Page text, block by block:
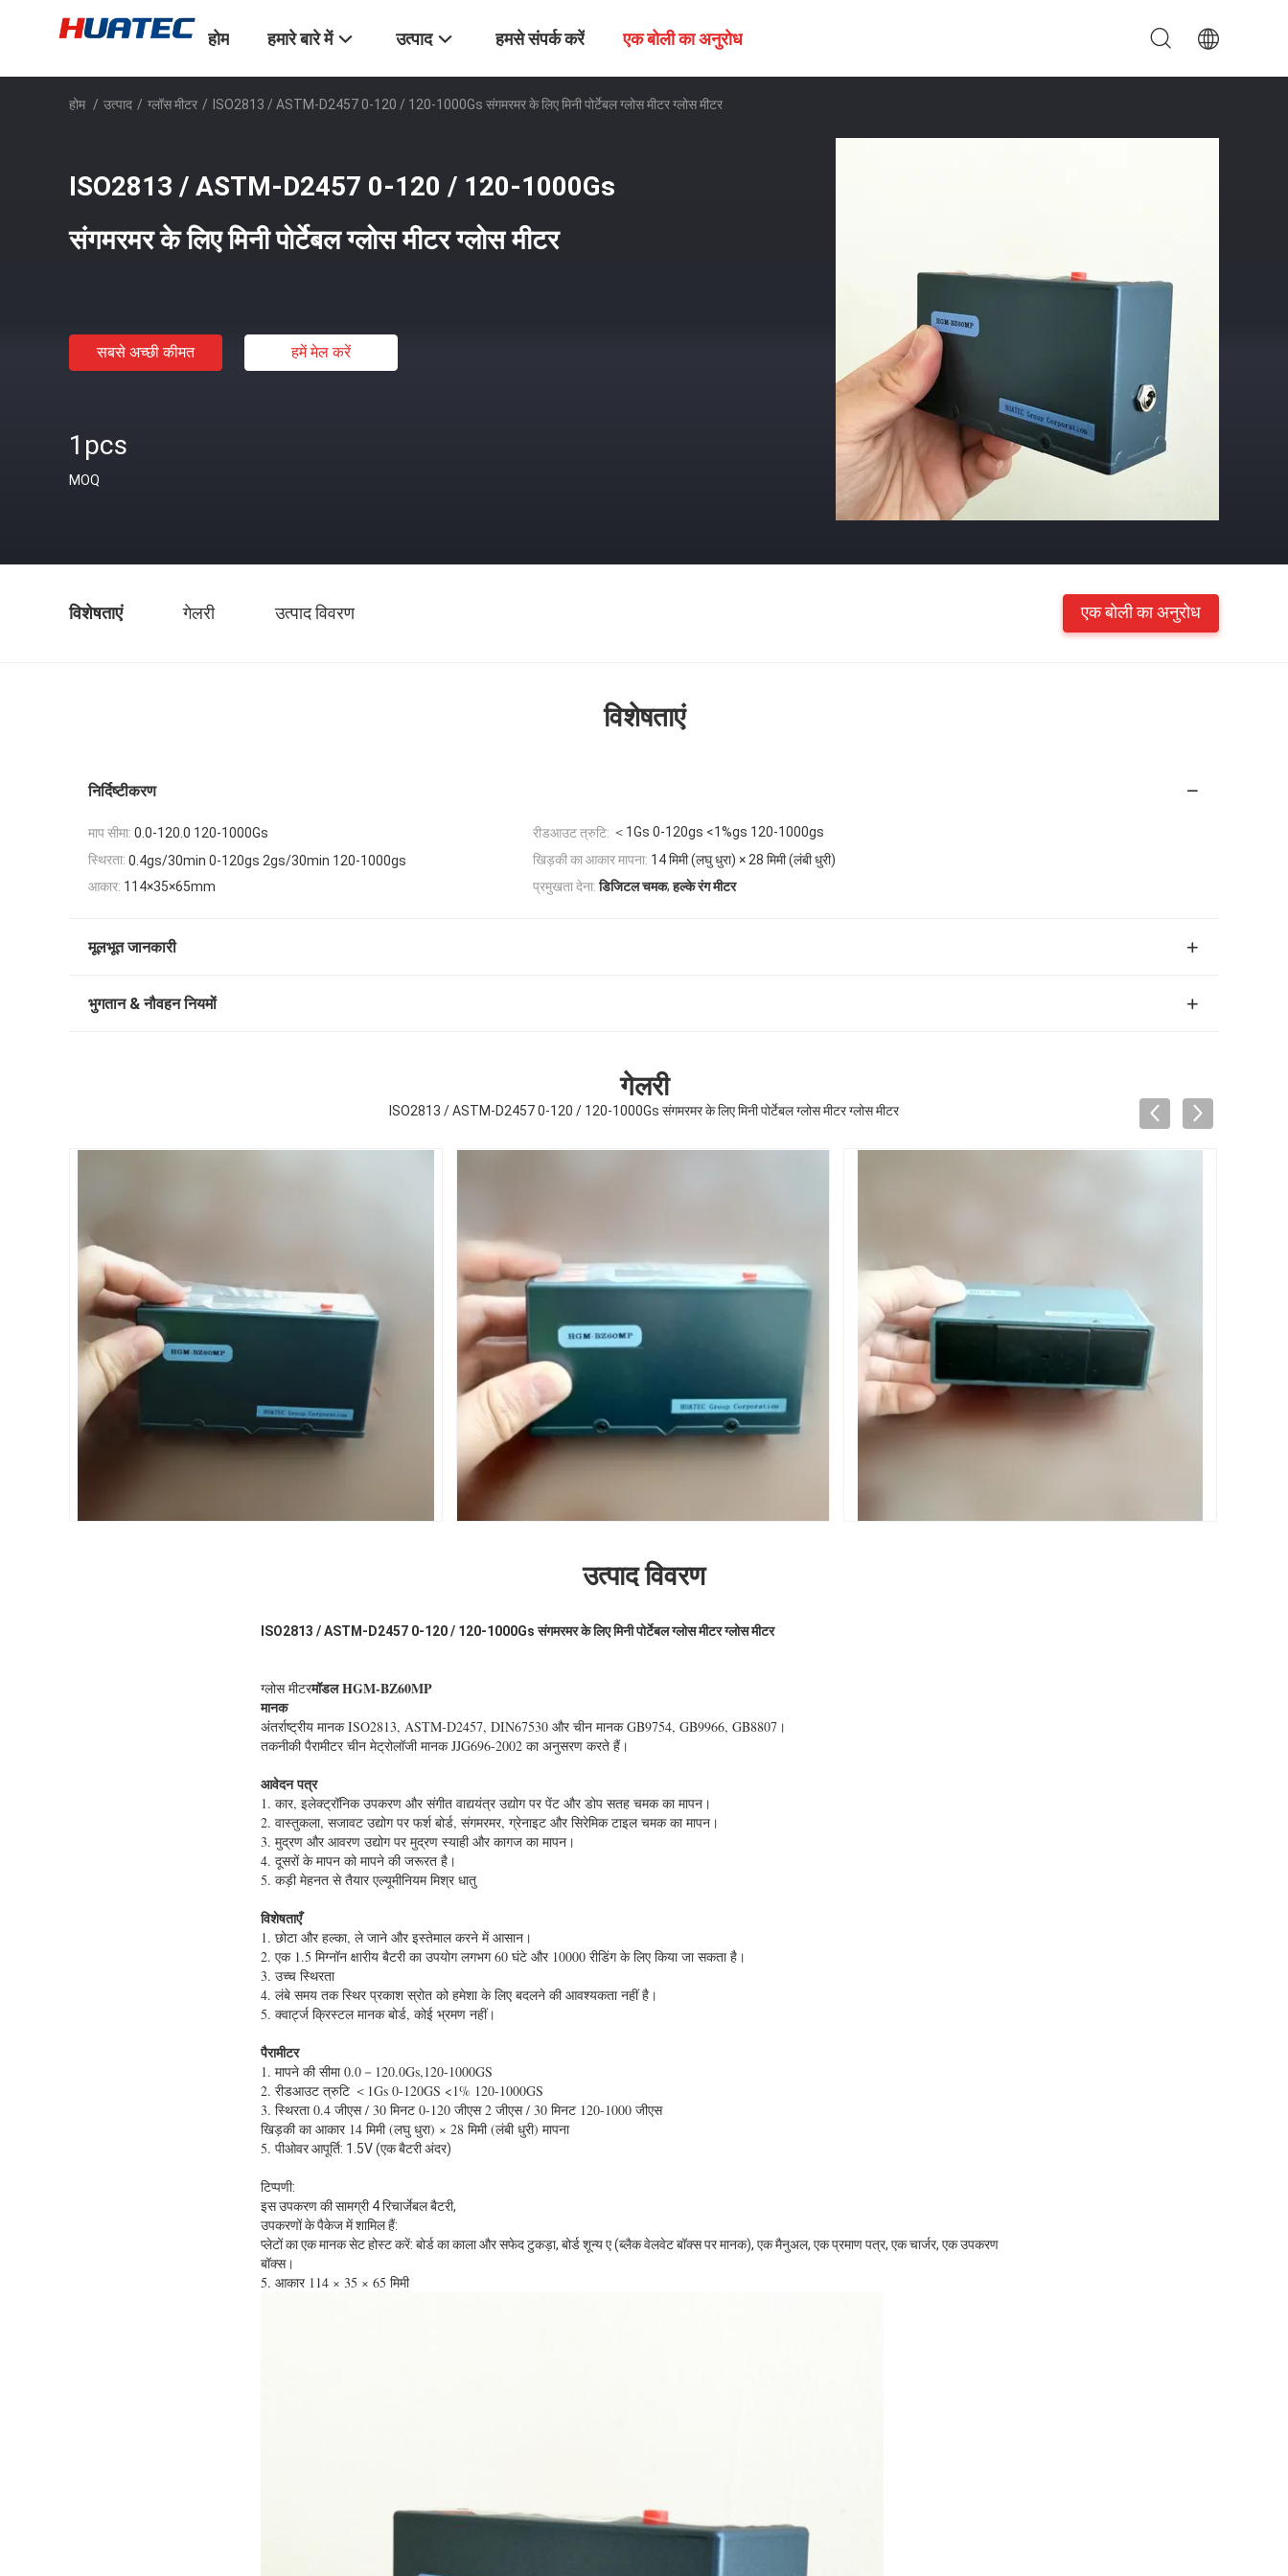
होम हमारे बारे में उत्पाद हमसे संपर्क करें एक बोली का अनुरोध
होम / उत्पाद / ग्लॉस मीटर / ISO2813 / ASTM-D2457 0-120 / 120-1000Gs संगमरमर के लिए मिनी पोर्टेबल ग्लोस मीटर ग्लोस मीटर
ISO2813 / ASTM-D2457 0-120 / 120-1000Gs
संगमरमर के लिए मिनी पोर्टेबल ग्लोस मीटर ग्लोस मीटर
सबसे अच्छी कीमत हमें मेल करें
1pcs
MOQ
विशेषताएं गेलरी उत्पाद विवरण एक बोली का अनुरोध
विशेषताएं
निर्दिष्टीकरण
माप सीमा: 0.0-120.0 120-1000Gs रीडआउट त्रुटि: ＜1Gs 0-120gs <1%gs 120-1000gs
स्थिरता: 0.4gs/30min 0-120gs 2gs/30min 120-1000gs खिड़की का आकार मापना: 14 मिमी (लघु धुरा) × 28 मिमी (लंबी धुरी)
आकार: 114×35×65mm प्रमुखता देना: डिजिटल चमक,हल्के रंग मीटर
मूलभूत जानकारी
भुगतान & नौवहन नियमों
गेलरी
ISO2813 / ASTM-D2457 0-120 / 120-1000Gs संगमरमर के लिए मिनी पोर्टेबल ग्लोस मीटर ग्लोस मीटर
उत्पाद विवरण
ISO2813 / ASTM-D2457 0-120 / 120-1000Gs संगमरमर के लिए मिनी पोर्टेबल ग्लोस मीटर ग्लोस मीटर
ग्लोस मीटरमॉडल HGM-BZ60MP
मानक
अंतर्राष्ट्रीय मानक ISO2813, ASTM-D2457, DIN67530 और चीन मानक GB9754, GB9966, GB8807।
तकनीकी पैरामीटर चीन मेट्रोलॉजी मानक JJG696-2002 का अनुसरण करते हैं।
आवेदन पत्र
1. कार, इलेक्ट्रॉनिक उपकरण और संगीत वाद्ययंत्र उद्योग पर पेंट और डोप सतह चमक का मापन।
2. वास्तुकला, सजावट उद्योग पर फर्श बोर्ड, संगमरमर, ग्रेनाइट और सिरेमिक टाइल चमक का मापन।
3. मुद्रण और आवरण उद्योग पर मुद्रण स्याही और कागज का मापन।
4. दूसरों के मापन को मापने की जरूरत है।
5. कड़ी मेहनत से तैयार एल्यूमीनियम मिश्र धातु
विशेषताएँ
1. छोटा और हल्का, ले जाने और इस्तेमाल करने में आसान।
2. एक 1.5 मिग्नॉन क्षारीय बैटरी का उपयोग लगभग 60 घंटे और 10000 रीडिंग के लिए किया जा सकता है।
3. उच्च स्थिरता
4. लंबे समय तक स्थिर प्रकाश स्रोत को हमेशा के लिए बदलने की आवश्यकता नहीं है।
5. क्वार्ट्ज क्रिस्टल मानक बोर्ड, कोई भ्रमण नहीं।
पैरामीटर
1. मापने की सीमा 0.0－120.0Gs,120-1000GS
2. रीडआउट त्रुटि ＜1Gs 0-120GS <1% 120-1000GS
3. स्थिरता 0.4 जीएस / 30 मिनट 0-120 जीएस 2 जीएस / 30 मिनट 120-1000 जीएस
खिड़की का आकार 14 मिमी (लघु धुरा) × 28 मिमी (लंबी धुरी) मापना
5. पीओवर आपूर्ति: 1.5V (एक बैटरी अंदर)
टिप्पणी:
इस उपकरण की सामग्री 4 रिचार्जेबल बैटरी,
उपकरणों के पैकेज में शामिल हैं:
प्लेटों का एक मानक सेट होस्ट करें: बोर्ड का काला और सफेद टुकड़ा, बोर्ड शून्य ए (ब्लैक वेलवेट बॉक्स पर मानक), एक मैनुअल, एक प्रमाण पत्र, एक चार्जर, एक उपकरण
बॉक्स।
5. आकार 114 × 35 × 65 मिमी